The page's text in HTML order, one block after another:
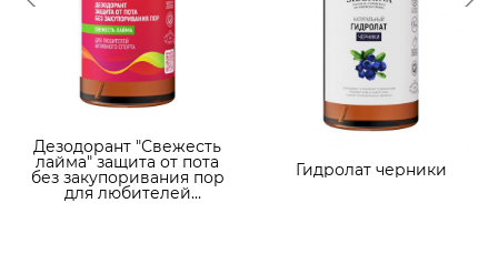
Дезодорант "Свежесть
лайма" защита от пота
без закупоривания пор
для любителей
Гидролат черники